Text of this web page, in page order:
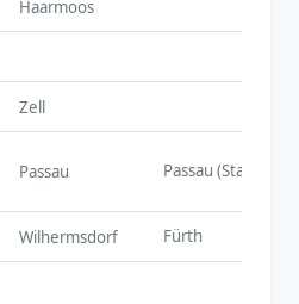
Haarmoos
Zell
Passau Passau (Stadt)
Wilhermsdorf Fürth